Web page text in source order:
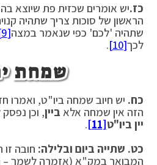
כז.יש אומרים שכזית פת שיוצא
הראשון של סוכות צריך שתהיה
שתהיה 'לכם' כפי שנאמר במצה[9]
לכך[10]
.
שמחת
כח. יש חיוב שמחה ביו"ט, ואמרו
הזה אין שמחה אלא ביין, וכן
יין ביו"ט[11]
.
כט. שתייה ביום ובלילה: חובה זו
המבואר במק"א (אזמרה לשמך –